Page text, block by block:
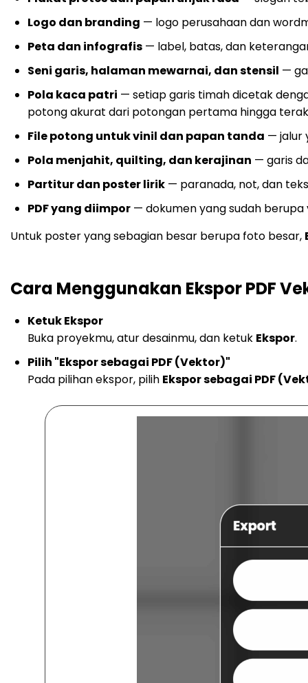
Logo dan branding — logo perusahaan dan
Peta dan infografis — label, batas, dan
Seni garis, halaman mewarnai, dan stensil —
Pola kaca patri — setiap garis timah dicetak
potong akurat dari potongan pertama hingga
File potong untuk vinil dan papan tanda — jalur
Pola menjahit, quilting, dan kerajinan — garis
Partitur dan poster lirik — paranada, not, dan
PDF yang diimpor — dokumen yang sudah
Untuk poster yang sebagian besar berupa foto besar,
Cara Menggunakan Ekspor PDF
Ketuk Ekspor
Buka proyekmu, atur desainmu, dan ketuk Ekspor.
Pilih "Ekspor sebagai PDF (Vektor)"
Pada pilihan ekspor, pilih Ekspor sebagai PDF